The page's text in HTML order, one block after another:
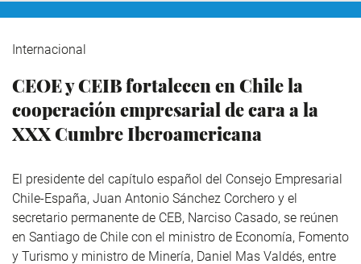
Internacional
CEOE y CEIB fortalecen en Chile la
cooperación empresarial de cara a la
XXX Cumbre Iberoamericana
El presidente del capítulo español del Consejo Empresarial
Chile-España, Juan Antonio Sánchez Corchero y el
secretario permanente de CEB, Narciso Casado, se reúnen
en Santiago de Chile con el ministro de Economía, Fomento
y Turismo y ministro de Minería, Daniel Mas Valdés, entre